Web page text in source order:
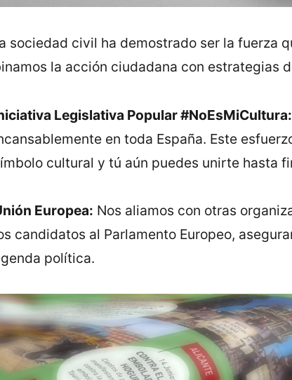
sociedad civil ha demostrado ser la fuerza
la acción ciudadana con estrategias
Legislativa Popular #NoEsMiCultura:
en toda España. Este
cultural y tú aún puedes unirte hasta
Europea: Nos aliamos con otras
candidatos al Parlamento Europeo,
política.